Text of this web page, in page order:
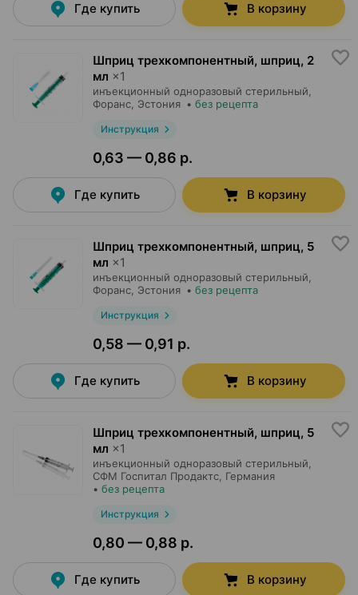
Где купить В корзину
Шприц трехкомпонентный, шприц, 2
мл ×1
инъекционный одноразовый стерильный,
Форанс , Эстония • без рецепта
Инструкция
0,63 — 0,86 р.
Где купить В корзину
Шприц трехкомпонентный, шприц, 5
мл ×1
инъекционный одноразовый стерильный,
Форанс , Эстония • без рецепта
Инструкция
0,58 — 0,91 р.
Где купить В корзину
Шприц трехкомпонентный, шприц, 5
мл ×1
инъекционный одноразовый стерильный,
СФМ Госпитал Продактс , Германия
• без рецепта
Инструкция
0,80 — 0,88 р.
Где купить В корзину